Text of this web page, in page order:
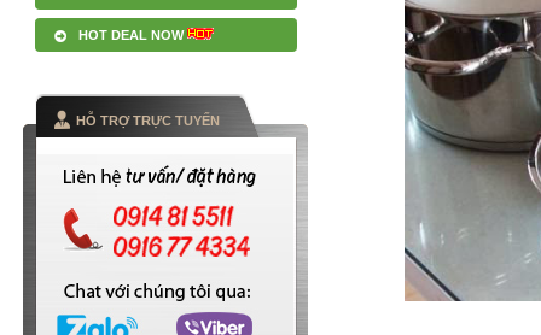
HOT DEAL NOW
HỖ TRỢ TRỰC TUYẾN